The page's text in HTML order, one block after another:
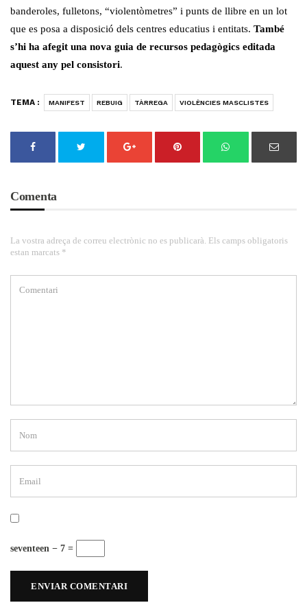
banderoles, fulletons, “violentòmetres” i punts de llibre en un lot
que es posa a disposició dels centres educatius i entitats. També
s’hi ha afegit una nova guia de recursos pedagògics editada
aquest any pel consistori.
TEMA : MANIFEST REBUIG TÀRREGA VIOLÈNCIES MASCLISTES
Comenta
La vostra adreça de correu electrònic no es publicarà. Els camps obligatoris
estan marcats *
seventeen − 7 =